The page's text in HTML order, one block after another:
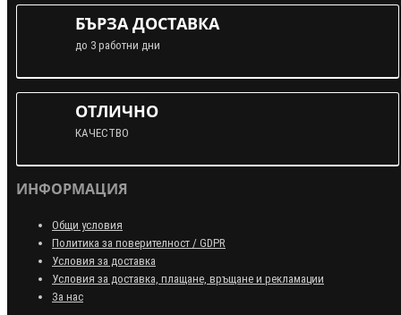
БЪРЗА ДОСТАВКА
до 3 работни дни
ОТЛИЧНО
КАЧЕСТВО
ИНФОРМАЦИЯ
Общи условия
Политика за поверителност / GDPR
Условия за доставка
Условия за доставка, плащане, връщане и рекламации
За нас